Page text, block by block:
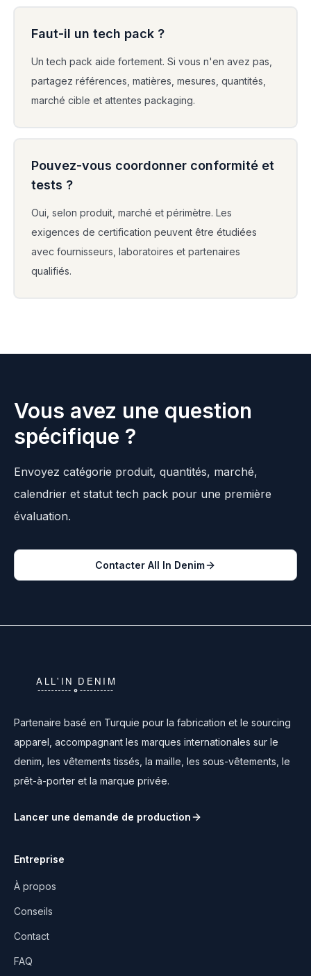
Faut-il un tech pack ?
Un tech pack aide fortement. Si vous n'en avez pas,
partagez références, matières, mesures, quantités,
marché cible et attentes packaging.
Pouvez-vous coordonner conformité et
tests ?
Oui, selon produit, marché et périmètre. Les
exigences de certification peuvent être étudiées
avec fournisseurs, laboratoires et partenaires
qualifiés.
Vous avez une question
spécifique ?
Envoyez catégorie produit, quantités, marché,
calendrier et statut tech pack pour une première
évaluation.
Contacter All In Denim
Partenaire basé en Turquie pour la fabrication et le sourcing
apparel, accompagnant les marques internationales sur le
denim, les vêtements tissés, la maille, les sous-vêtements, le
prêt-à-porter et la marque privée.
Lancer une demande de production
Entreprise
À propos
Conseils
Contact
FAQ